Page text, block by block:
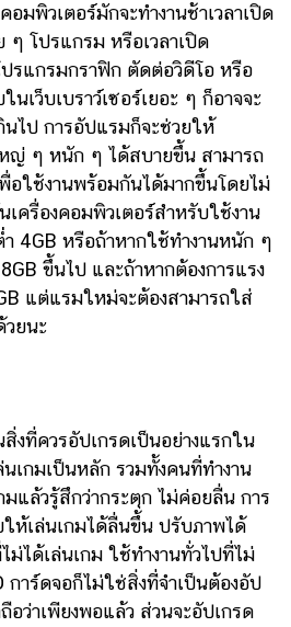
วเตอร์มักจะทำงานช้าเวลาเปิด
โปรแกรม หรือเวลาเปิด
รแกรมกราฟิก ตัดต่อวิดีโอ หรือ
นเว็บเบราว์เซอร์เยอะ ๆ ก็อาจจะ
นไป การอัปแรมก็จะช่วยให้
ญ่ ๆ หนัก ๆ ได้สบายขึ้น สามารถ
อใช้งานพร้อมกันได้มากขึ้นโดยไม่
เครื่องคอมพิวเตอร์สำหรับใช้งาน
4GB หรือถ้าหากใช้ทำงานหนัก ๆ
ขึ้นไป และถ้าหากต้องการแรง
แต่แรมใหม่จะต้องสามารถใส่
ยนะ
ควรอัปเกรดเป็นอย่างแรกใน
เกมเป็นหลัก รวมทั้งคนที่ทำงาน
มแล้วรู้สึกว่ากระตุก ไม่ค่อยลื่น การ
ให้เล่นเกมได้ลื่นขึ้น ปรับภาพได้
ได้เล่นเกม ใช้ทำงานทั่วไปที่ไม่
การ์ดจอก็ไม่ใช่สิ่งที่จำเป็นต้องอัป
อว่าเพียงพอแล้ว ส่วนจะอัปเกรด